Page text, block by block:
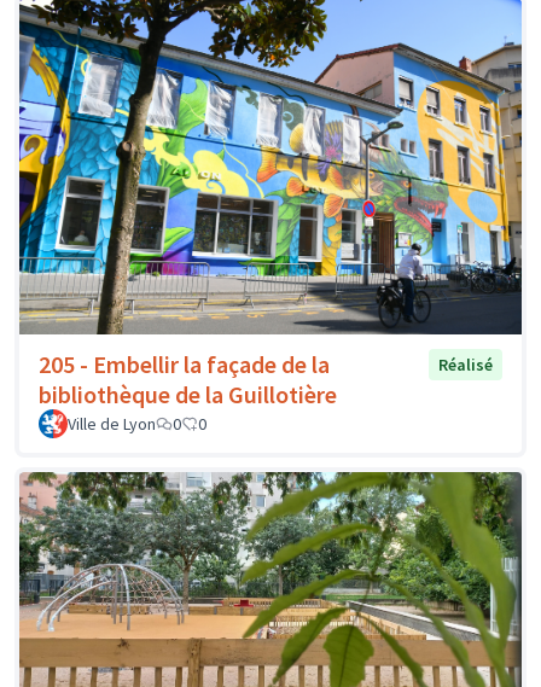
205 - Embellir la façade de la
bibliothèque de la Guillotière
Réalisé
Ville de Lyon 0 0